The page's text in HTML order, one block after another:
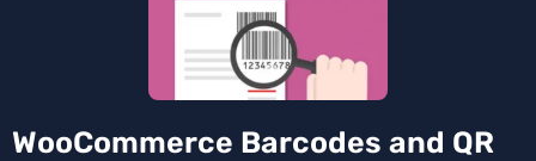
WooCommerce Barcodes and QR